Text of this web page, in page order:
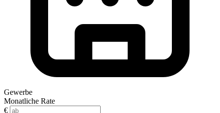
Gewerbe
Monatliche Rate
€